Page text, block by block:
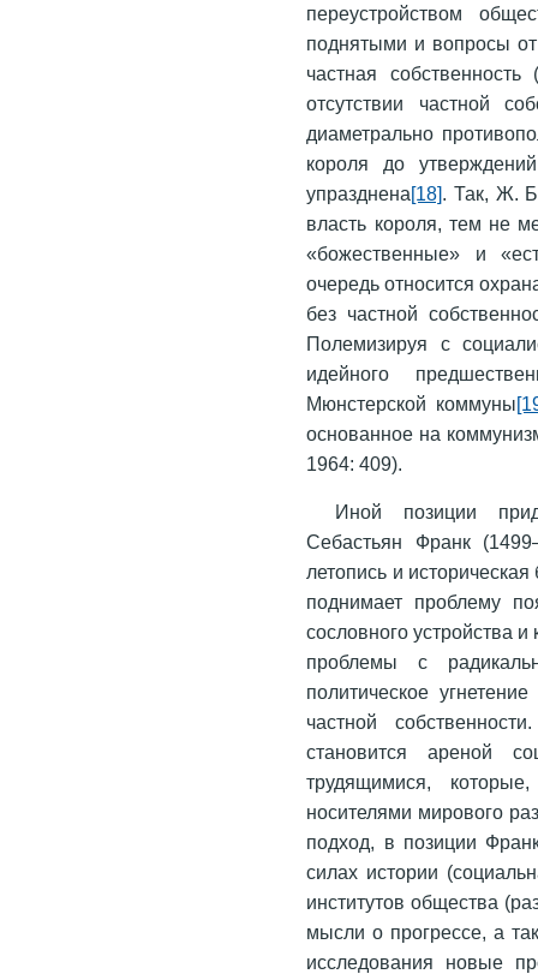
переустройством
поднятыми и вопросы
частная
отсутствии частной
диаметрально
короля до
упразднена[18]. Так, Ж.
власть короля, тем не
«божественные» и
очередь относится
без частной
Полемизируя с
идейного
Мюнстерской коммуны
основанное на
1964: 409).
Иной позиции
Себастьян Франк
летопись и
поднимает проблему
сословного устройства и
проблемы с
политическое
частной
становится ареной
трудящимися,
носителями мирового
подход, в позиции
силах истории
институтов общества
мысли о прогрессе, а
исследования новые